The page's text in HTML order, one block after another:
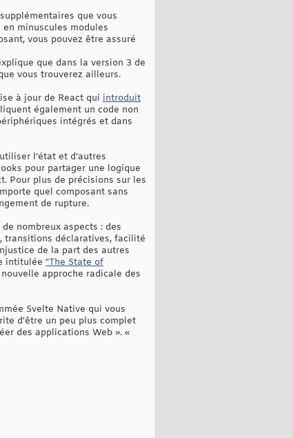
que vous
minuscules modules
vous pouvez être assuré
que dans la version 3 de
vous trouverez ailleurs.
à jour de React qui introduit
également un code non
intégrés et dans
l’état et d’autres
pour partager une logique
Pour plus de précisions sur les
quel composant sans
de rupture.
nombreux aspects : des
transitions déclaratives, facilité
de la part des autres
intitulée “The State of
approche radicale des
Svelte Native qui vous
d'être un peu plus complet
des applications Web ». «